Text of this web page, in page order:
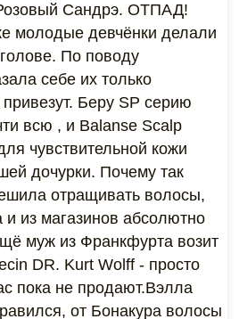
Сандрэ. ОТПАД!
молодые девчёнки делали
По поводу
себе их только
привезут. Беру SP серию
всю , и Balanse Scalp
чувствительной кожи
дочурки. Почему так
отращивать волосы,
и из магазинов абсолютно
муж из Франкфурта возит
DR. Kurt Wolff - просто
пока не продают.Вэлла
от Бонакура волосы